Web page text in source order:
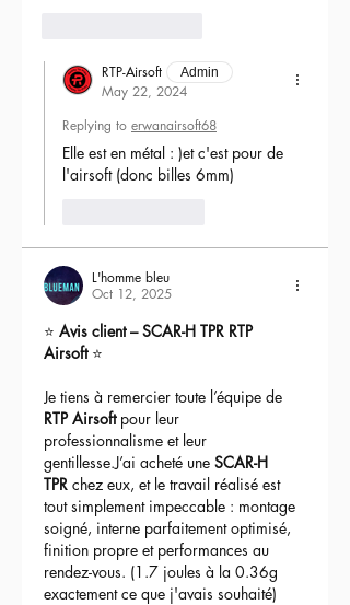
RTP-Airsoft Admin
May 22, 2024
Replying to erwanairsoft68
Elle est en métal : )et c'est pour de
l'airsoft (donc billes 6mm)
L'homme bleu
Oct 12, 2025
⭐ Avis client – SCAR-H TPR RTP
Airsoft ⭐
Je tiens à remercier toute l’équipe de
RTP Airsoft pour leur
professionnalisme et leur
gentillesse.J’ai acheté une SCAR-H
TPR chez eux, et le travail réalisé est
tout simplement impeccable : montage
soigné, interne parfaitement optimisé,
finition propre et performances au
rendez-vous. (1.7 joules à la 0.36g
exactement ce que j'avais souhaité)